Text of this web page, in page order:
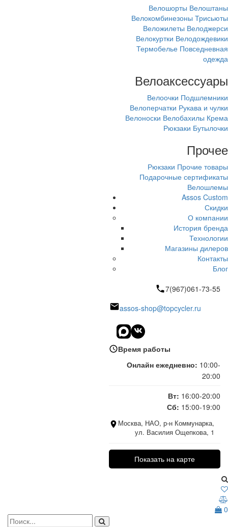
Велошорты Велоштаны
Велокомбинезоны Трисьюты
Веложилеты Велоджерси
Велокуртки Велодождевики
Термобелье Повседневная
одежда
Велоаксессуары
Велоочки Подшлемники
Велоперчатки Рукава и чулки
Велоноски Велобахилы Крема
Рюкзаки Бутылочки
Прочее
Рюкзаки Прочие товары
Подарочные сертификаты
Велошлемы
Assos Custom
Скидки
О компании
История бренда
Технологии
Магазины дилеров
Контакты
Блог
7(967)061-73-55
assos-shop@topcycler.ru
Время работы
Онлайн ежедневно: 10:00-
20:00
Вт: 16:00-20:00
Сб: 15:00-19:00
Москва, НАО, р-н Коммунарка,
ул. Василия Ощепкова, 1
Показать на карте
0